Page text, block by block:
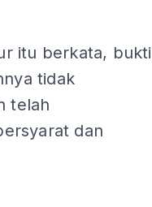
itu berkata, bukti
tidak
telah
dan